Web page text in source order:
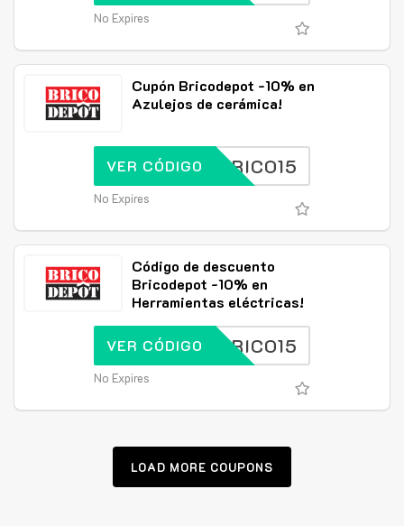
No Expires
Cupón Bricodepot -10% en
Azulejos de cerámica!
BRICO15
VER CÓDIGO
No Expires
Código de descuento
Bricodepot -10% en
Herramientas eléctricas!
BRICO15
VER CÓDIGO
No Expires
LOAD MORE COUPONS